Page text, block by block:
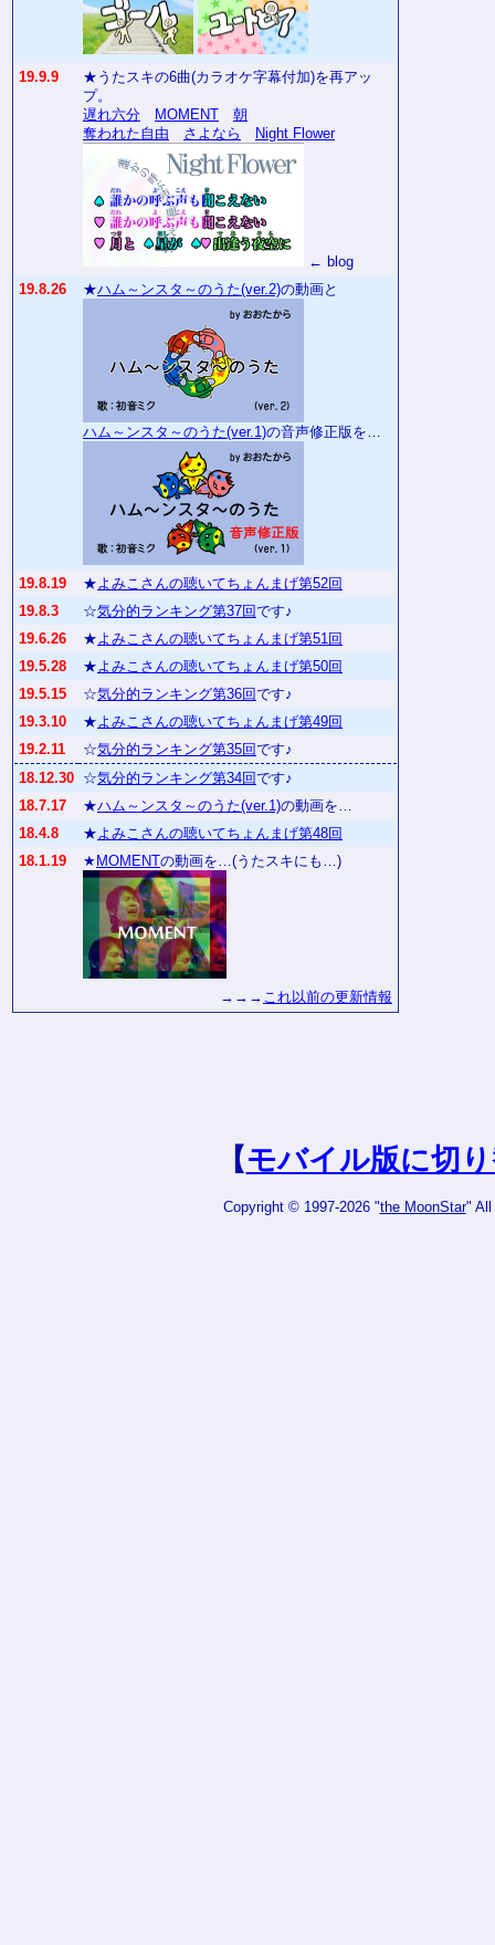
19.9.9
★うたスキの6曲(カラオケ字幕付加)を再アッ
プ。
遅れ六分
MOMENT
朝
奪われた自由
さよなら Night Flower
← blog
19.8.26
★ハム～ンスタ～のうた(ver.2)の動画と
ハム～ンスタ～のうた(ver.1)の音声修正版を…
19.8.19 ★よみこさんの聴いてちょんまげ第52回
19.8.3
☆気分的ランキング第37回です♪
19.6.26
★よみこさんの聴いてちょんまげ第51回
19.5.28
★よみこさんの聴いてちょんまげ第50回
19.5.15
☆気分的ランキング第36回です♪
19.3.10
★よみこさんの聴いてちょんまげ第49回
19.2.11
☆気分的ランキング第35回です♪
18.12.30 ☆気分的ランキング第34回です♪
18.7.17
★ハム～ンスタ～のうた(ver.1)の動画を…
18.4.8
★よみこさんの聴いてちょんまげ第48回
18.1.19
★ MOMENTの動画を…(うたスキにも…)
→→→ これ以前の更新情報
【モバイル版に切
Copyright © 1997-2026 "the MoonStar" All